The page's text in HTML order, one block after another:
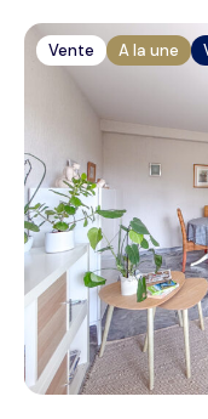
Vente A la une